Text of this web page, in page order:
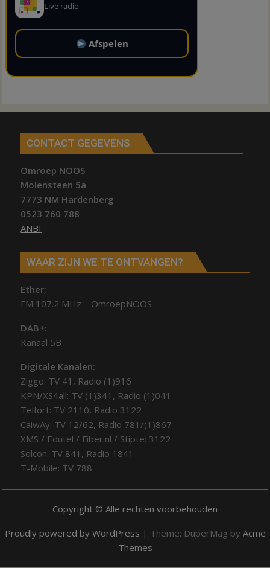
Live radio
Afspelen
CONTACT GEGEVENS
Omroep NOOS
Molensteen 5a
7773 NM Hardenberg
0523 760 788
ANBI
WAAR ZIJN WE TE ONTVANGEN?
Ether;
FM 107.2 MHz – OmroepNOOS
DAB+:
Kanaal 5B
Digitale Kanalen:
Ziggo: TV 41, Radio (1)916
KPN/XS4all: TV (1)341, Radio (1)041
Telfort: TV 2110, Radio 3122
CaiwAy: TV 12/62, Radio 781/(1)867
XMS / Edutel / Fiber.nl / Stipte: 3122
Solcon: TV 841, Radio 1841
T-Mobile: TV 788
Copyright © Alle rechten voorbehouden
Proudly powered by WordPress | Theme: DuperMag by Acme
Themes